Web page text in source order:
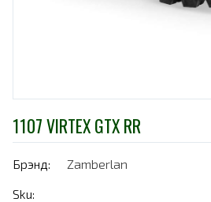
1107 VIRTEX GTX RR
Брэнд:
Zamberlan
Sku: